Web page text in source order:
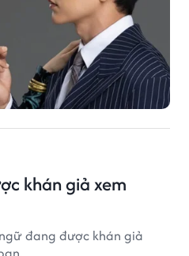
khán giả xem
đang được khán giả